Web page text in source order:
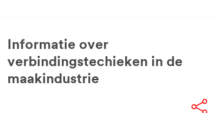
mail/telefonisch
door een 3M
medewerker of door één
van onze
Informatie over
verbindingstechieken in de
maakindustrie